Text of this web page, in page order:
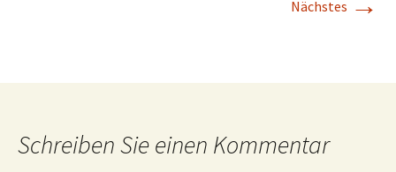
Nächstes
Schreiben Sie einen Kommentar